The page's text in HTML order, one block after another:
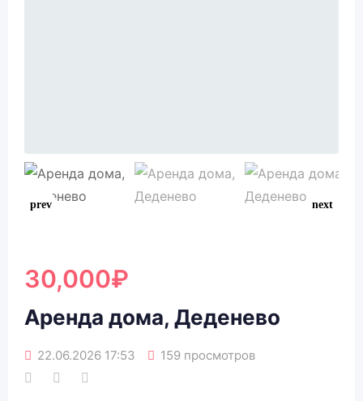
30,000₽
Аренда дома, Деденево
22.06.2026 17:53 159 просмотров